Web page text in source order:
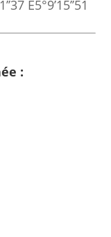
E5°9’15’’51
: